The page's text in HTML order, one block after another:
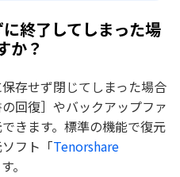
終了してしまった場
か？
存せず閉じてしまった場合
回復］やバックアップファ
きます。標準の機能で復元
フト「Tenorshare
。